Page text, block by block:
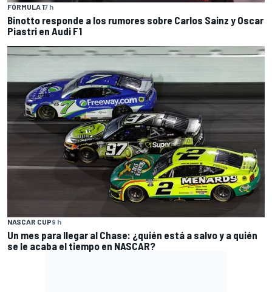
FÓRMULA 17 h
Binotto responde a los rumores sobre Carlos Sainz y Oscar
Piastri en Audi F1
NASCAR CUP9 h
Un mes para llegar al Chase: ¿quién está a salvo y a quién
se le acaba el tiempo en NASCAR?